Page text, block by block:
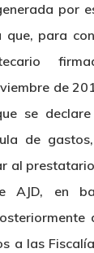
por
que, para
de
se
de
al
AJD, en
a las